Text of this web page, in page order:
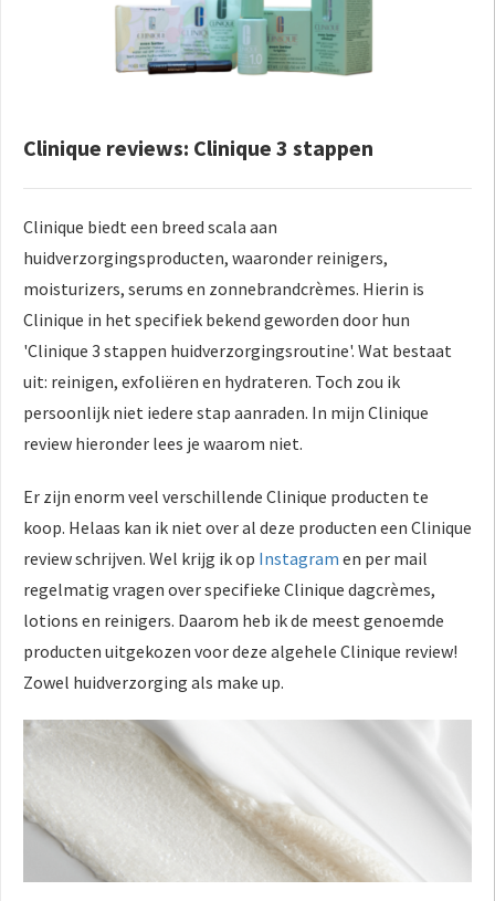
Clinique reviews: Clinique 3 stappen
Clinique biedt een breed scala aan
huidverzorgingsproducten, waaronder reinigers,
moisturizers, serums en zonnebrandcrèmes. Hierin is
Clinique in het specifiek bekend geworden door hun
'Clinique 3 stappen huidverzorgingsroutine'. Wat bestaat
uit: reinigen, exfoliëren en hydrateren. Toch zou ik
persoonlijk niet iedere stap aanraden. In mijn Clinique
review hieronder lees je waarom niet.
Er zijn enorm veel verschillende Clinique producten te
koop. Helaas kan ik niet over al deze producten een Clinique
review schrijven. Wel krijg ik op Instagram en per mail
regelmatig vragen over specifieke Clinique dagcrèmes,
lotions en reinigers. Daarom heb ik de meest genoemde
producten uitgekozen voor deze algehele Clinique review!
Zowel huidverzorging als make up.